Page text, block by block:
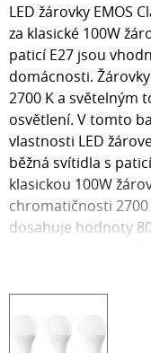
LED žárovky EMOS
za klasické 100W
paticí E27 jsou
domácnosti.
2700 K a světelným
osvětlení. V tomto
vlastnosti LED
běžná svítidla s
klasickou 100W
chromatičnosti
dosahuje hodnoty
EVyzařovací úhel
obsahuje 3 kusy
účinnosti 117 lm/W
na světlo. Jsou